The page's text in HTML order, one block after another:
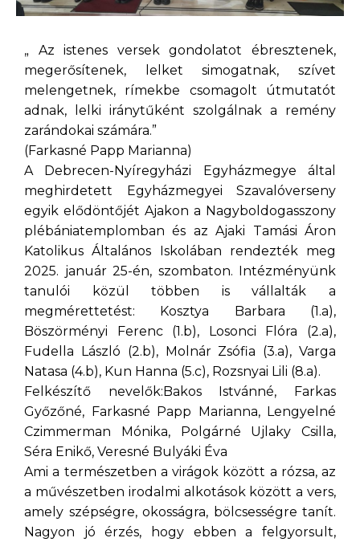
„ Az istenes versek gondolatot ébresztenek,
megerősítenek, lelket simogatnak, szívet
melengetnek, rímekbe csomagolt útmutatót
adnak, lelki iránytűként szolgálnak a remény
zarándokai számára.”
(Farkasné Papp Marianna)
A Debrecen-Nyíregyházi Egyházmegye által
meghirdetett Egyházmegyei Szavalóverseny
egyik elődöntőjét Ajakon a Nagyboldogasszony
plébániatemplomban és az Ajaki Tamási Áron
Katolikus Általános Iskolában rendezték meg
2025. január 25-én, szombaton. Intézményünk
tanulói közül többen is vállalták a
megmérettetést: Kosztya Barbara (1.a),
Böszörményi Ferenc (1.b), Losonci Flóra (2.a),
Fudella László (2.b), Molnár Zsófia (3.a), Varga
Natasa (4.b), Kun Hanna (5.c), Rozsnyai Lili (8.a).
Felkészítő nevelők:Bakos Istvánné, Farkas
Győzőné, Farkasné Papp Marianna, Lengyelné
Czimmerman Mónika, Polgárné Ujlaky Csilla,
Séra Enikő, Veresné Bulyáki Éva
Ami a természetben a virágok között a rózsa, az
a művészetben irodalmi alkotások között a vers,
amely szépségre, okosságra, bölcsességre tanít.
Nagyon jó érzés, hogy ebben a felgyorsult,